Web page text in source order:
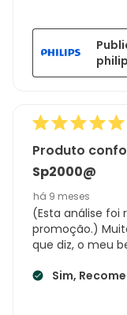
Produto
Sp2000@
há 9 meses
(Esta análise
promoção.)
que diz, o meu
Sim,